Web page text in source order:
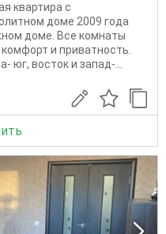
квартира с
доме 2009 года
доме. Все комнаты
и приватность.
юг, восток и запад-...